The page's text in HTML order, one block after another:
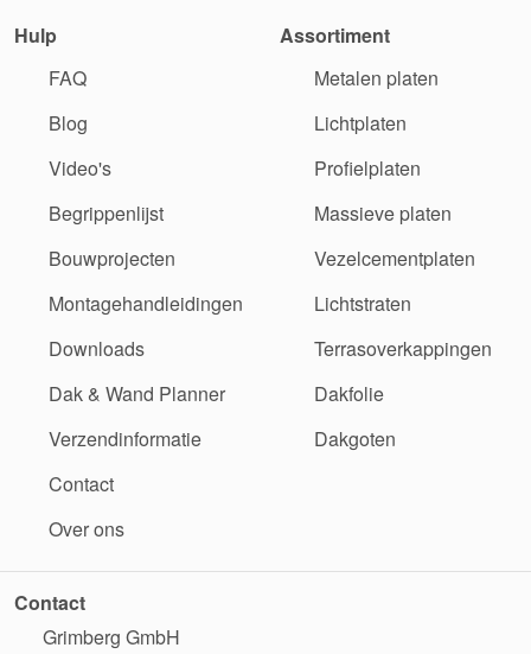
Hulp
FAQ
Blog
Video's
Begrippenlijst
Bouwprojecten
Montagehandleidingen
Downloads
Dak & Wand Planner
Verzendinformatie
Contact
Over ons
Assortiment
Metalen platen
Lichtplaten
Profielplaten
Massieve platen
Vezelcementplaten
Lichtstraten
Terrasoverkappingen
Dakfolie
Dakgoten
Contact
Grimberg GmbH